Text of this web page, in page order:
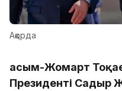
Ақорда
Қасым-Жомарт
Президенті Садыр